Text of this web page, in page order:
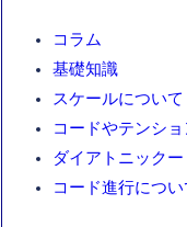
コラム
基礎知識
スケールについて
コードやテンシ
ダイアトニック
コード進行につい